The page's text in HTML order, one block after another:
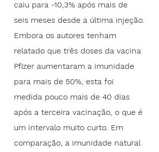
caiu para -10,3% após mais de
seis meses desde a última injeção.
Embora os autores tenham
relatado que três doses da vacina
Pfizer aumentaram a imunidade
para mais de 50%, esta foi
medida pouco mais de 40 dias
após a terceira vacinação, o que é
um intervalo muito curto. Em
comparação, a imunidade natural